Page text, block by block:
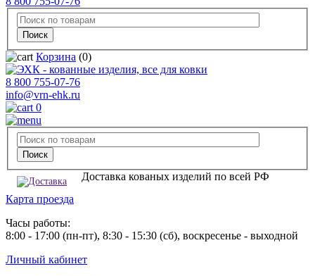
Корзина (0)
8 800 755-07-76
info@vrn-ehk.ru
0
Доставка кованых изделий по всей РФ
Карта проезда
Часы работы:
8:00 - 17:00 (пн-пт), 8:30 - 15:30 (сб), воскресенье - выходной
Личный кабинет